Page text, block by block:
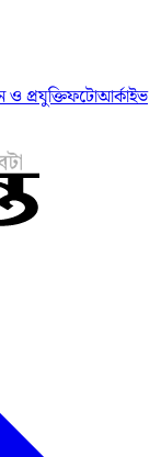
ও প্রযুক্তিফটোআর্কাইভ